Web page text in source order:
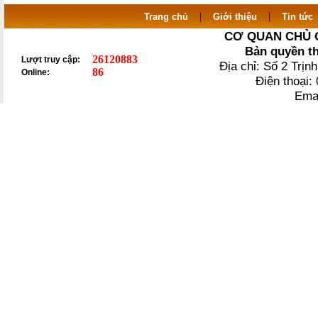
Trang chủ | Giới thiệu | Tin tức
Lượt truy cập: 26120883
Online: 86
CƠ QUAN CHỦ
Bản quyền
Địa chỉ: Số 2
Điện